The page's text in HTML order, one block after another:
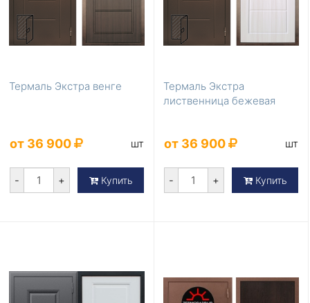
Термаль Экстра венге
от 36 900 шт
- + Купить
Термаль Экстра
лиственница бежевая
от 36 900 шт
- + Купить